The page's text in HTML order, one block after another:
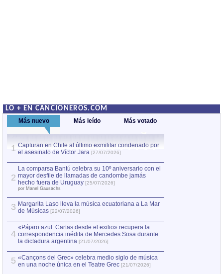
LO + EN CANCIONEROS.COM
Más nuevo Más leído Más votado
1 Capturan en Chile al último exmilitar condenado por
el asesinato de Víctor Jara [27/07/2026]
2
La comparsa Bantú celebra su 10º aniversario con el
mayor desfile de llamadas de candombe jamás
hecho fuera de Uruguay [25/07/2026]
por Manel Gausachs
3 Margarita Laso lleva la música ecuatoriana a La Mar
de Músicas [22/07/2026]
4
«Pájaro azul. Cartas desde el exilio» recupera la
correspondencia inédita de Mercedes Sosa durante
la dictadura argentina [21/07/2026]
5 «Cançons del Grec» celebra medio siglo de música
en una noche única en el Teatre Grec [21/07/2026]